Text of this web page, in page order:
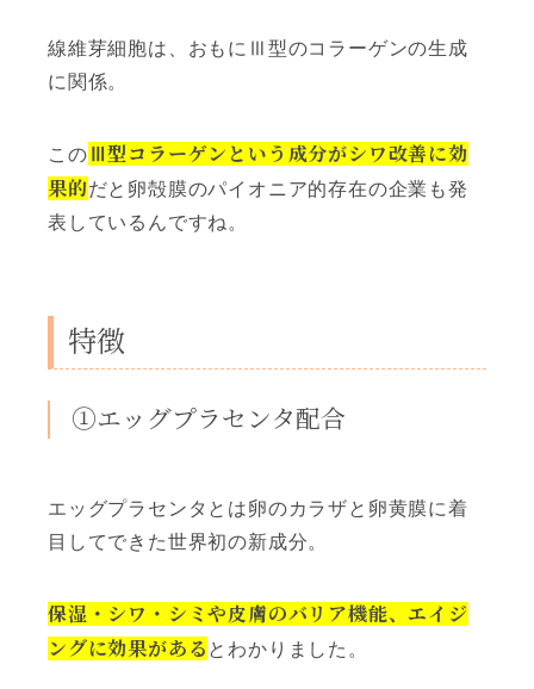
線維芽細胞は、おもにⅢ型のコラーゲンの生成
に関係。
この Ⅲ型コラーゲンという成分がシワ改善に効
果的だと卵殻膜のパイオニア的存在の企業も発
表しているんですね。
特徴
①エッグプラセンタ配合
エッグプラセンタとは卵のカラザと卵黄膜に着
目してできた世界初の新成分。
保湿・シワ・シミや皮膚のバリア機能、エイジ
ングに効果がある とわかりました。